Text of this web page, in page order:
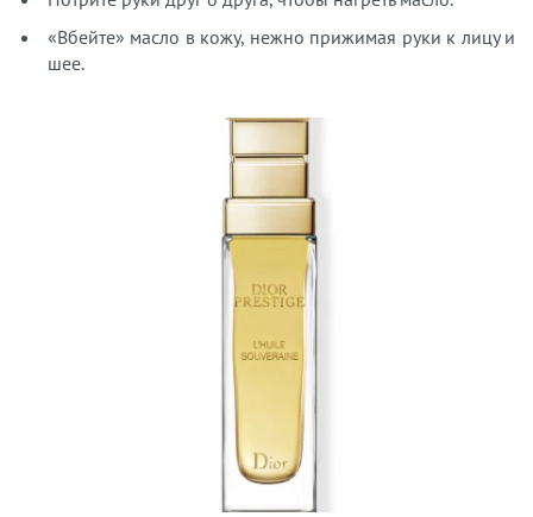
«Вбейте» масло в кожу, нежно прижимая руки к лицу и
шее.